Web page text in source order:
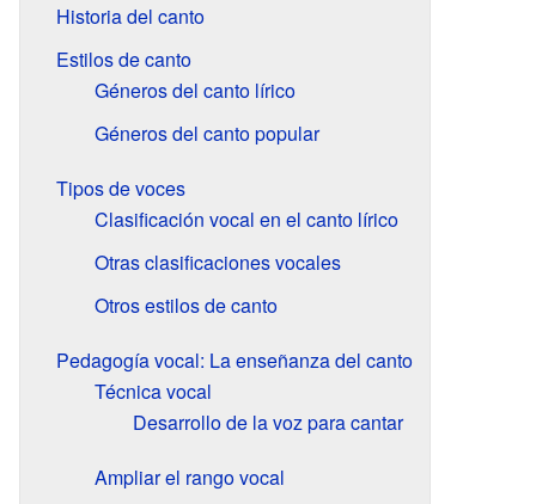
Historia del canto
Estilos de canto
Géneros del canto lírico
Géneros del canto popular
Tipos de voces
Clasificación vocal en el canto lírico
Otras clasificaciones vocales
Otros estilos de canto
Pedagogía vocal: La enseñanza del canto
Técnica vocal
Desarrollo de la voz para cantar
Ampliar el rango vocal